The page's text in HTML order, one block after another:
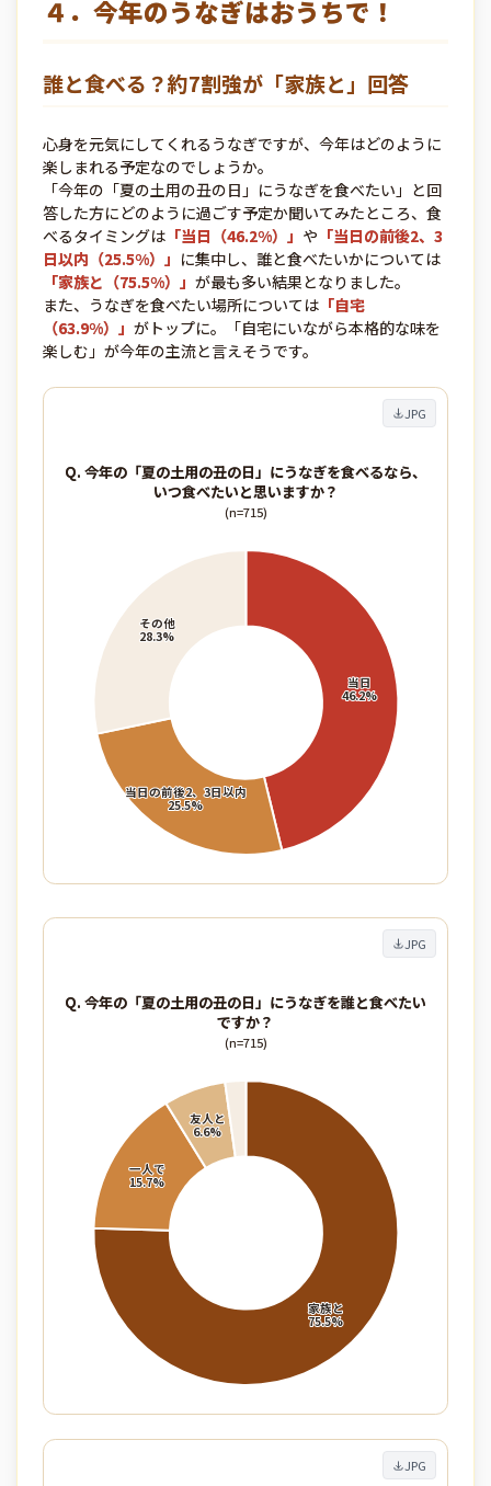
４．今年のうなぎはおうちで！
誰と食べる？約7割強が「家族と」回答
心身を元気にしてくれるうなぎですが、今年はどのように
楽しまれる予定なのでしょうか。
「今年の「夏の土用の丑の日」にうなぎを食べたい」と回
答した方にどのように過ごす予定か聞いてみたところ、食
べるタイミングは「当日（46.2%）」 や 「当日の前後2、3
日以内（25.5%）」 に集中し、誰と食べたいかについては
「家族と（75.5%）」 が最も多い結果となりました。
また、うなぎを食べたい場所については「自宅
（63.9%）」 がトップに。「自宅にいながら本格的な味を
楽しむ」が今年の主流と言えそうです。
JPG
Q. 今年の「夏の土用の丑の日」にうなぎを食べるなら、
いつ食べたいと思いますか？
(n=715)
JPG
Q. 今年の「夏の土用の丑の日」にうなぎを誰と食べたい
ですか？
(n=715)
JPG